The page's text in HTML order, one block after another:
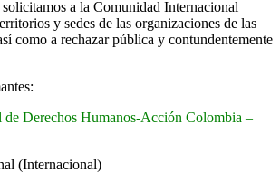
solicitamos a la Comunidad Internacional
y sedes de las organizaciones de las
como a rechazar pública y contundentemente
Derechos Humanos-Acción Colombia –
(Internacional)